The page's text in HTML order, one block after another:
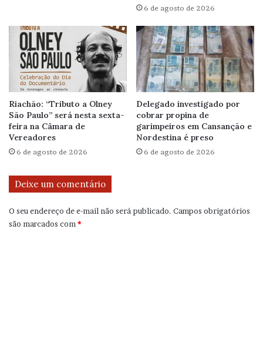
6 de agosto de 2026
Riachão: “Tributo a Olney
São Paulo” será nesta sexta-
feira na Câmara de
Vereadores
6 de agosto de 2026
Delegado investigado por
cobrar propina de
garimpeiros em Cansanção e
Nordestina é preso
6 de agosto de 2026
Deixe um comentário
O seu endereço de e-mail não será publicado. Campos obrigatórios
são marcados com *